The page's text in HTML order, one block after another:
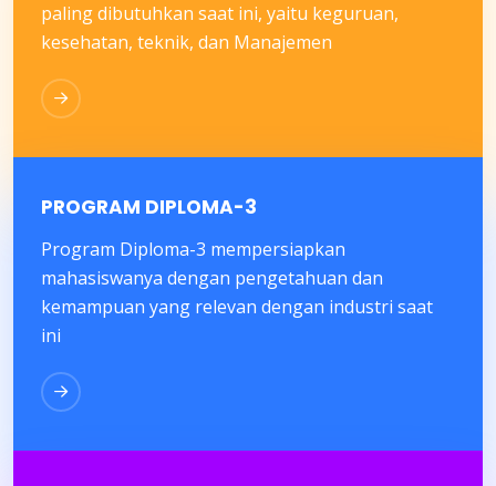
paling dibutuhkan saat ini, yaitu keguruan,
kesehatan, teknik, dan Manajemen
PROGRAM DIPLOMA-3
Program Diploma-3 mempersiapkan
mahasiswanya dengan pengetahuan dan
kemampuan yang relevan dengan industri saat
ini